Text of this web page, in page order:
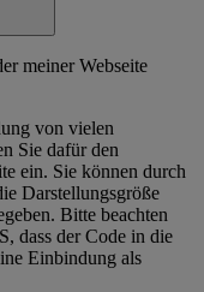
meiner Webseite
von vielen
Sie dafür den
ein. Sie können durch
Darstellungsgröße
Bitte beachten
dass der Code in die
Einbindung als